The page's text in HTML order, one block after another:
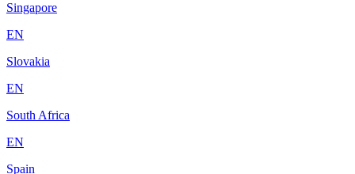
Singapore
EN
Slovakia
EN
South Africa
EN
Spain